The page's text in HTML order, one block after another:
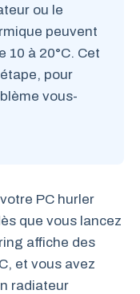
ou le
peuvent
10 à 20°C. Cet
pour
vous-
PC hurler
que vous lancez
affiche des
et vous avez
radiateur